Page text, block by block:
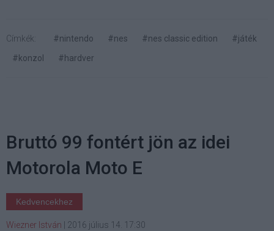
Címkék: #nintendo #nes #nes classic edition
#játék
#konzol
#hardver
Bruttó 99 fontért jön az idei
Motorola Moto E
Kedvencekhez
Wiezner István 2016 július 14. 17:30